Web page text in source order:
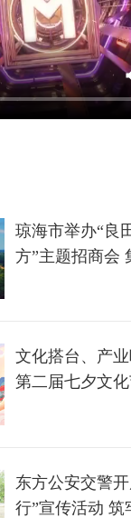
琼海市举办“良
方”主题招商会
文化搭台、产
第二届七夕文
东方公安交警
行”宣传活动 筑